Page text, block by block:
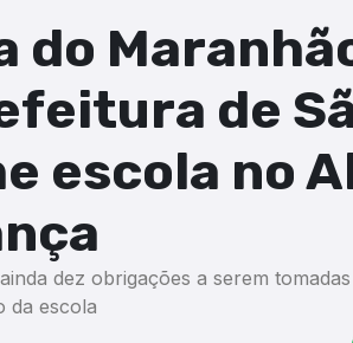
do
de
escola no
dez obrigações a serem
da escola